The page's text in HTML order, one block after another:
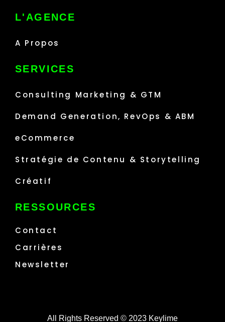
L'AGENCE
A Propos
SERVICES
Consulting Marketing & GTM
Demand Generation, RevOps & ABM
eCommerce
Stratégie de Contenu & Storytelling
Créatif
RESSOURCES
Contact
Carrières
Newsletter
All Rights Reserved © 2023 Keylime